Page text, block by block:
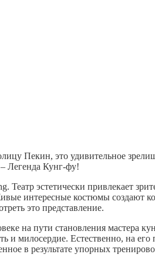
Пекин, это удивительное
Легенда Кунг-фу!
эстетически привлекает
интересные костюмы создают
это представление.
на пути становления мастера
и милосердие. Естественно, на
в результате упорных